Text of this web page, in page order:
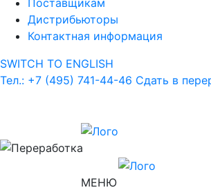
Поставщикам
Дистрибьюторы
Контактная информация
SWITCH TO ENGLISH
Тел.: +7 (495) 741-44-46 Сдать в
МЕНЮ